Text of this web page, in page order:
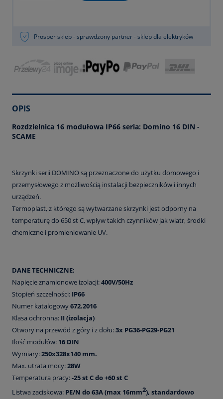
Prosper sklep - sprawdzony partner - sklep dla elektryków
OPIS
Rozdzielnica 16 modułowa IP66 seria: Domino 16 DIN -
SCAME
Skrzynki serii DOMINO są przeznaczone do użytku domowego i
przemysłowego z możliwością instalacji bezpieczników i innych
urządzeń.
Termoplast, z którego są wytwarzane skrzynki jest odporny na
temperaturę do 650 st C, wpływ takich czynników jak wiatr, środki
chemiczne i promieniowanie UV.
DANE TECHNICZNE:
Napięcie znamionowe izolacji:400V/50Hz
Stopień szczelności: IP66
Numer katalogowy672.2016
Klasa ochronna: II (izolacja)
Otwory na przewód z góry i z dołu:3x PG36-PG29-PG21
Ilość modułów: 16 DIN
Wymiary:250x328x140 mm.
Max. utrata mocy:28W
Temperatura pracy:-25 st C do +60 st C
Listwa zaciskowa: PE/N do 63A (max 16mm2), standardowo